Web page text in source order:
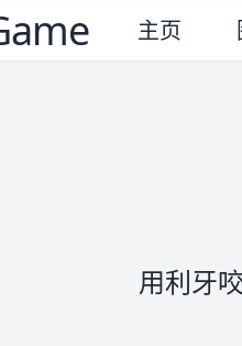
主页
用利牙